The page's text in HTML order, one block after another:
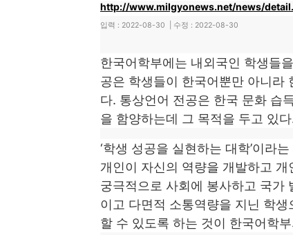
http://www.milgyonews.net/news/
입력 : 2022-08-30 | 수정 : 2022-08-30
한국어학부에는 내외국인 학생들
공은 학생들이 한국어뿐만 아니라
다. 통상언어 전공은 한국 문화 습
을 함양하는데 그 목적을 두고 있
‘학생 성공을 실현하는 대학’이라
개인이 자신의 역량을 개발하고
궁극적으로 사회에 봉사하고 국가
이고 다면적 소통역량을 지닌 학
할 수 있도록 하는 것이 한국어학